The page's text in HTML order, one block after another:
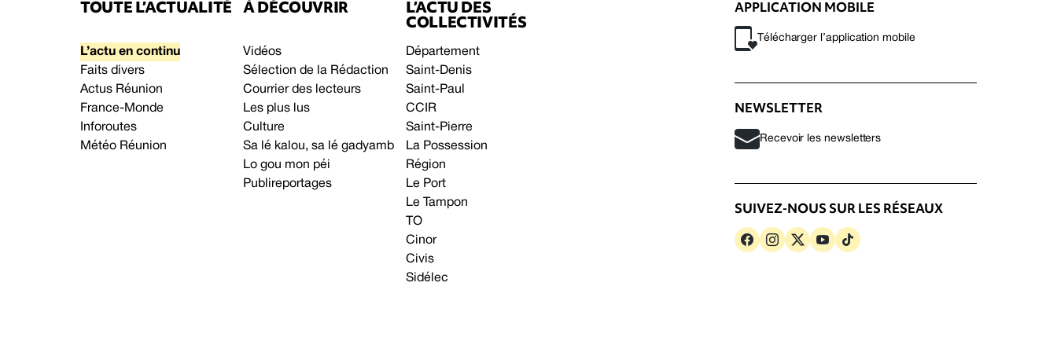
TOUTE L’ACTUALITÉ
L’actu en continu
Faits divers
Actus Réunion
France-Monde
Inforoutes
Météo Réunion
À DÉCOUVRIR
Vidéos
Sélection de la Rédaction
Courrier des lecteurs
Les plus lus
Culture
Sa lé kalou, sa lé gadyamb
Lo gou mon péi
Publireportages
L’ACTU DES
COLLECTIVITÉS
Département
Saint-Denis
Saint-Paul
CCIR
Saint-Pierre
La Possession
Région
Le Port
Le Tampon
TO
Cinor
Civis
Sidélec
APPLICATION MOBILE
Télécharger l’application mobile
NEWSLETTER
Recevoir les newsletters
SUIVEZ-NOUS SUR LES RÉSEAUX